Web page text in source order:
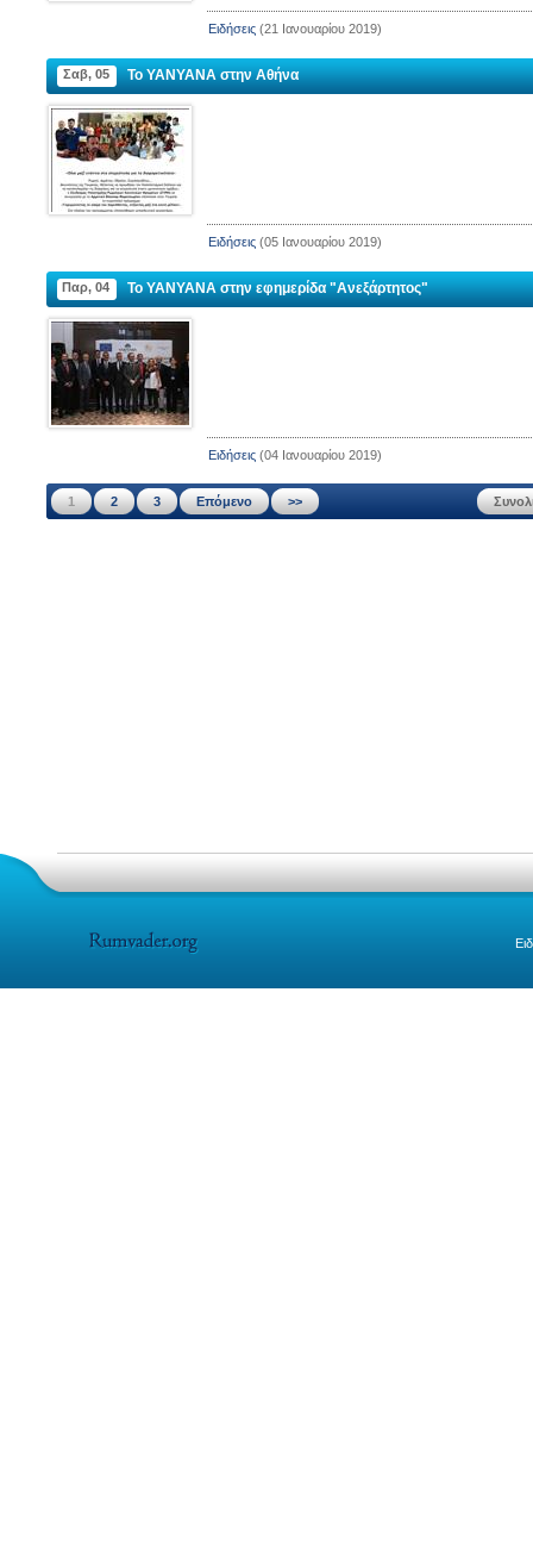
Ειδήσεις (21 Ιανουαρίου 2019)
Σαβ, 05 Το YANYANA στην Αθήνα
Ειδήσεις (05 Ιανουαρίου 2019)
Παρ, 04 Το YANYANA στην εφημερίδα "Ανεξάρτητος"
Ειδήσεις (04 Ιανουαρίου 2019)
1 2 3 Επόμενο >>